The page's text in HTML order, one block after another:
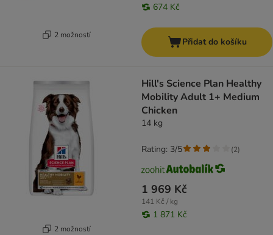
2 možností
674 Kč
Přidat do košíku
2 možností
Hill's Science Plan Healthy
Mobility Adult 1+ Medium
Chicken
14 kg
1 969 Kč
141 Kč / kg
1 871 Kč
Rating: 3/5 (2)